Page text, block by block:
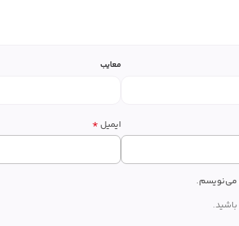
معایب
ایمیل *
می‌نویسم.